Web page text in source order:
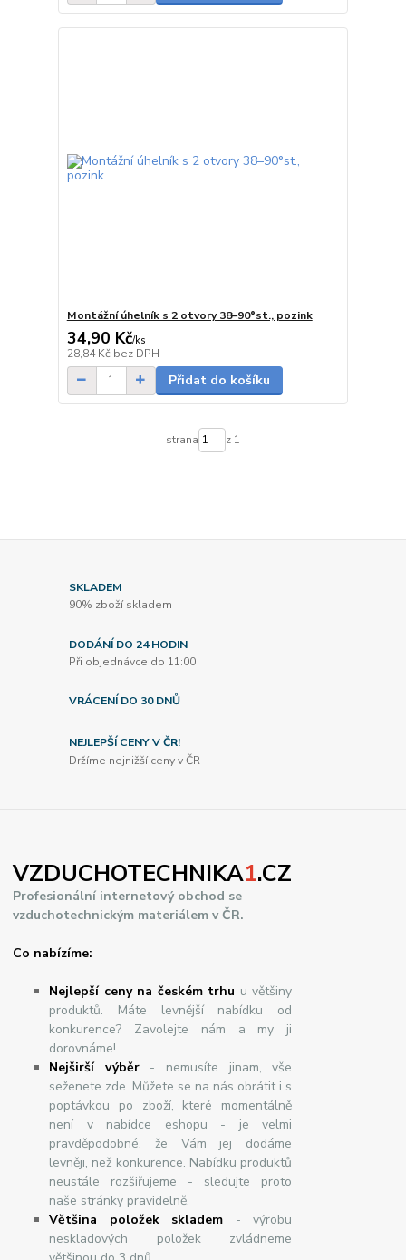
Montážní úhelník s 2 otvory 38–90°st., pozink
34,90 Kč/ks
28,84 Kč bez DPH
Přidat do košíku
strana z 1
SKLADEM
90% zboží skladem
DODÁNÍ DO 24 HODIN
Při objednávce do 11:00
VRÁCENÍ DO 30 DNŮ
NEJLEPŠÍ CENY V ČR!
Držíme nejnižší ceny v ČR
VZDUCHOTECHNIKA1.CZ
Profesionální internetový obchod se
vzduchotechnickým materiálem v ČR.
Co nabízíme:
Nejlepší ceny na českém trhu u většiny
produktů. Máte levnější nabídku od
konkurence? Zavolejte nám a my ji
dorovnáme!
Nejširšívýběr- nemusíte jinam, vše
seženete zde. Můžete se na nás obrátit i s
poptávkou po zboží, které momentálně
není v nabídce eshopu - je velmi
pravděpodobné, že Vám jej dodáme
levněji, než konkurence. Nabídku produktů
neustále rozšiřujeme - sledujte proto
naše stránky pravidelně.
Většina položek skladem - výrobu
neskladových položek zvládneme